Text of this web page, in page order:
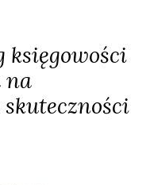
księgowości
na